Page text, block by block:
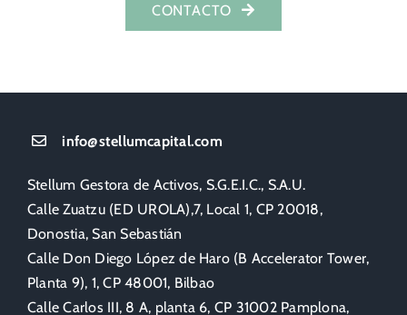
CONTACTO
info@stellumcapital.com
Stellum Gestora de Activos, S.G.E.I.C., S.A.U.
Calle Zuatzu (ED UROLA),7, Local 1, CP 20018,
Donostia, San Sebastián
Calle Don Diego López de Haro (B Accelerator Tower,
Planta 9), 1, CP 48001, Bilbao
Calle Carlos III, 8 A, planta 6, CP 31002 Pamplona,